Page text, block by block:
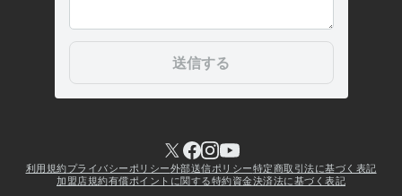
人生経歴【自己紹介】part2 人生の主役『うさぴょん』(^O^)/
年7月 ~ 現在
人生経歴【自己紹介】part3 人生の主役『うさぴょん』(^O^)/
人生経歴【自己紹介】part4 人生の主役『うさぴょん』(^O^)/
1967
人生経歴【自己紹介】part6 人生の主役『うさぴょん』(^O^)/
1967
年7月 ~ 現在